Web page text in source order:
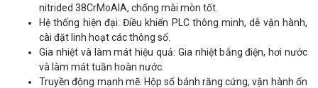
nitrided 38CrMoAlA, chống mài mòn tốt.
Hệ thống hiện đại: Điều khiển PLC thông minh, dễ vận hành,
cài đặt linh hoạt các thông số.
Gia nhiệt và làm mát hiệu quả: Gia nhiệt bằng điện, hơi nước
và làm mát tuần hoàn nước.
Truyền động mạnh mẽ: Hộp số bánh răng cứng, vận hành ổn